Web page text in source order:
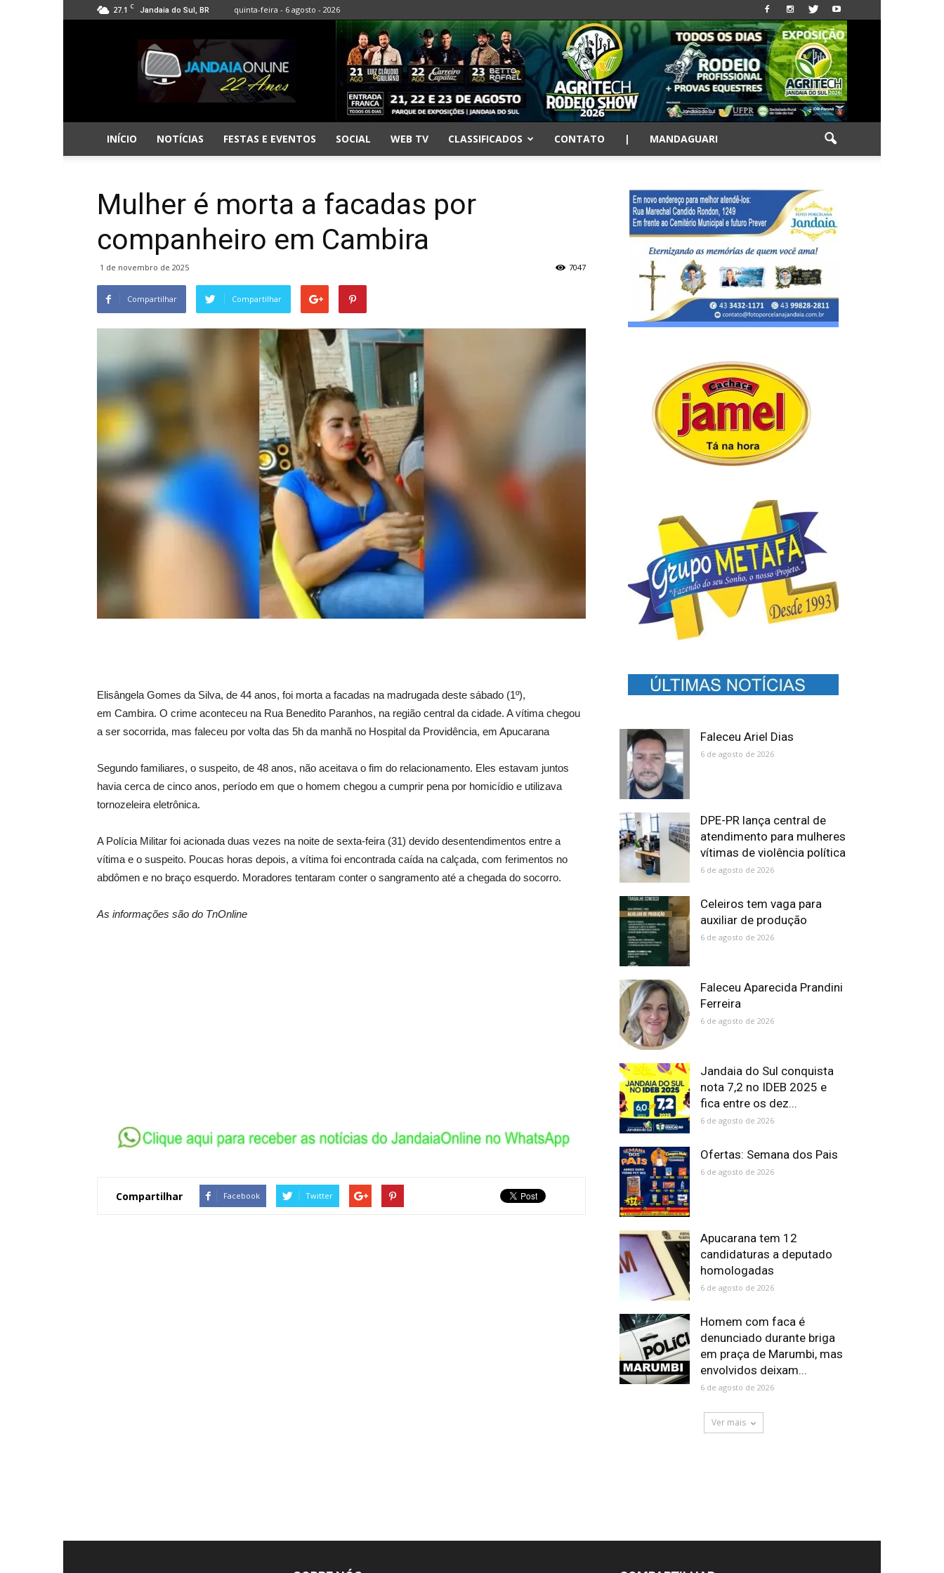
27.1 C Jandaia do Sul, BR quinta-feira - 6 agosto - 2026
Jandaia
Online
INÍCIO NOTÍCIAS FESTAS E EVENTOS SOCIAL WEB TV CLASSIFICADOS CONTATO | MANDAGUARI
Mulher é morta a facadas por
companheiro em Cambira
1 de novembro de 2025 7047
Compartilhar Compartilhar
Elisângela Gomes da Silva, de 44 anos, foi morta a facadas na madrugada deste sábado (1º),
em Cambira. O crime aconteceu na Rua Benedito Paranhos, na região central da cidade. A vítima chegou
a ser socorrida, mas faleceu por volta das 5h da manhã no Hospital da Providência, em Apucarana
Segundo familiares, o suspeito, de 48 anos, não aceitava o fim do relacionamento. Eles estavam juntos
havia cerca de cinco anos, período em que o homem chegou a cumprir pena por homicídio e utilizava
tornozeleira eletrônica.
A Polícia Militar foi acionada duas vezes na noite de sexta-feira (31) devido desentendimentos entre a
vítima e o suspeito. Poucas horas depois, a vítima foi encontrada caída na calçada, com ferimentos no
abdômen e no braço esquerdo. Moradores tentaram conter o sangramento até a chegada do socorro.
As informações são do TnOnline
Compartilhar Facebook Twitter
Faleceu Ariel Dias
6 de agosto de 2026
DPE-PR lança central de
atendimento para mulheres
vítimas de violência política
6 de agosto de 2026
Celeiros tem vaga para
auxiliar de produção
6 de agosto de 2026
Faleceu Aparecida Prandini
Ferreira
6 de agosto de 2026
Jandaia do Sul conquista
nota 7,2 no IDEB 2025 e
fica entre os dez...
6 de agosto de 2026
Ofertas: Semana dos Pais
6 de agosto de 2026
Apucarana tem 12
candidaturas a deputado
homologadas
6 de agosto de 2026
Homem com faca é
denunciado durante briga
em praça de Marumbi, mas
envolvidos deixam...
6 de agosto de 2026
Ver mais